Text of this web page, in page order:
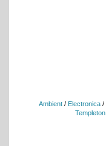
Ambient / Electronica /
Templeton